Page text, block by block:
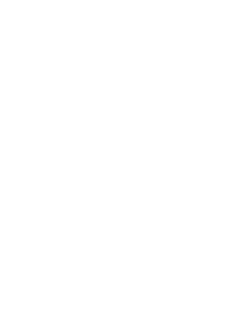
Los Reyes y la princesa, en el acto